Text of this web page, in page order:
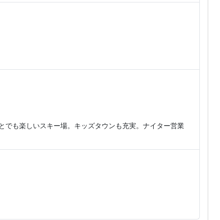
も楽しいスキー場。キッズタウンも充実。ナイター営業